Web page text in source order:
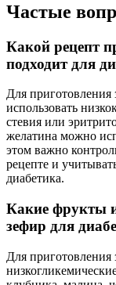
Частые
Какой рецепт
подходит для
Для приготовления
использовать
стевия или
желатина можно
этом важно
рецепте и
диабетика.
Какие фрукты
зефир для
Для приготовления